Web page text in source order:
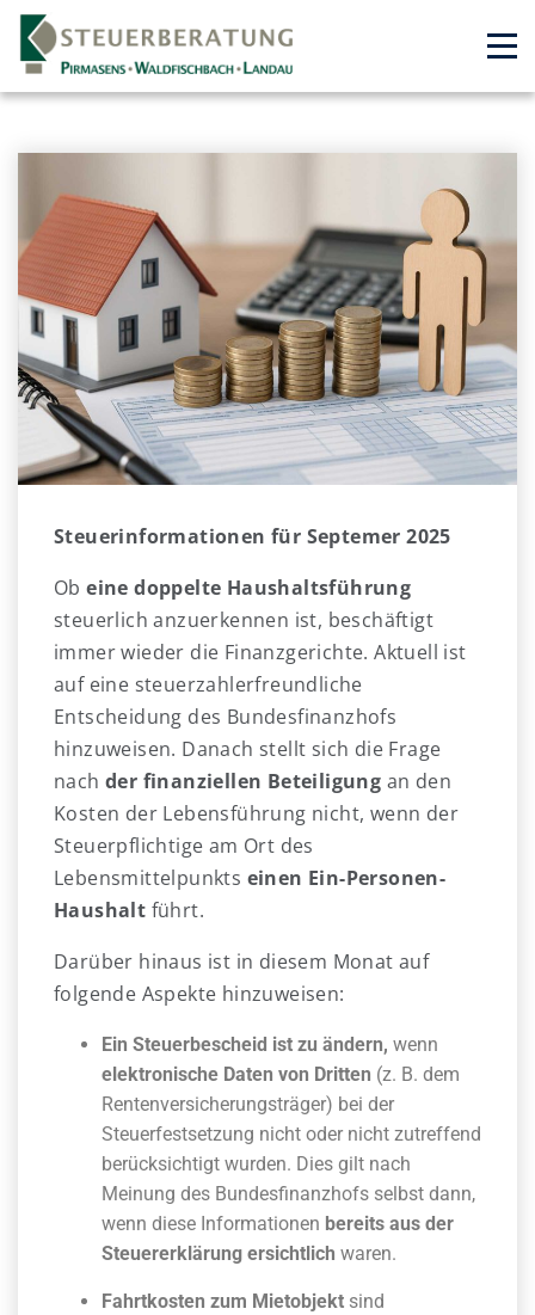
Steuerinformationen für Septemer 2025
Obeine doppelte Haushaltsführung
steuerlich anzuerkennen ist, beschäftigt
immer wieder die Finanzgerichte. Aktuell ist
auf eine steuerzahlerfreundliche
Entscheidung des Bundesfinanzhofs
hinzuweisen. Danach stellt sich die Frage
nach der finanziellen Beteiligung an den
Kosten der Lebensführung nicht, wenn der
Steuerpflichtige am Ort des
Lebensmittelpunkts einen Ein-Personen-
Haushalt führt.
Darüber hinaus ist in diesem Monat auf
folgende Aspekte hinzuweisen:
Ein Steuerbescheid ist zu ändern, wenn
elektronische Daten von Dritten (z. B. dem
Rentenversicherungsträger) bei der
Steuerfestsetzung nicht oder nicht zutreffend
berücksichtigt wurden. Dies gilt nach
Meinung des Bundesfinanzhofs selbst dann,
wenn diese Informationen bereits aus der
Steuererklärung ersichtlich waren.
Fahrtkosten zum Mietobjekt sind